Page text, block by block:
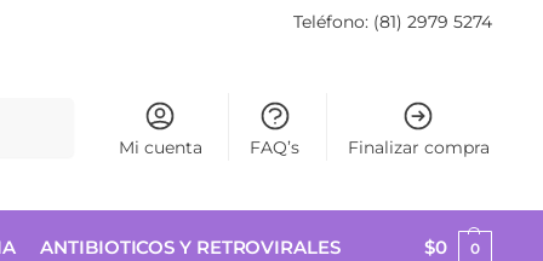
Teléfono: (81) 2979 5274
Mi cuenta FAQ’s Finalizar compra
ANTIBIOTICOS Y RETROVIRALES $0 0